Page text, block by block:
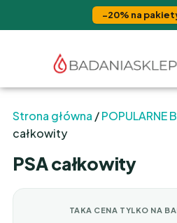
−20% na
Strona główna /POPULARNE
całkowity
PSA całkowity
TAKA CENA TYLKO NA